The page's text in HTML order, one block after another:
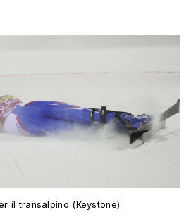
il transalpino (Keystone)